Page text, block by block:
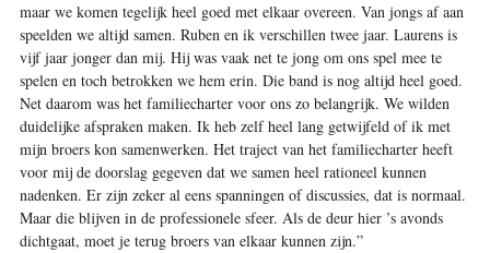
maar we komen tegelijk heel goed met elkaar overeen. Van jongs af aan
speelden we altijd samen. Ruben en ik verschillen twee jaar. Laurens is
vijf jaar jonger dan mij. Hij was vaak net te jong om ons spel mee te
spelen en toch betrokken we hem erin. Die band is nog altijd heel goed.
Net daarom was het familiecharter voor ons zo belangrijk. We wilden
duidelijke afspraken maken. Ik heb zelf heel lang getwijfeld of ik met
mijn broers kon samenwerken. Het traject van het familiecharter heeft
voor mij de doorslag gegeven dat we samen heel rationeel kunnen
nadenken. Er zijn zeker al eens spanningen of discussies, dat is normaal.
Maar die blijven in de professionele sfeer. Als de deur hier ’s avonds
dichtgaat, moet je terug broers van elkaar kunnen zijn.”